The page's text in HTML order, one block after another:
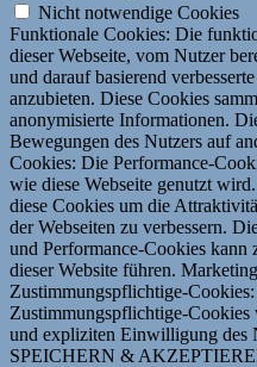
Nicht notwendige Cookies
Funktionale Cookies: Die
dieser Webseite, vom Nutzer
und darauf basierend
anzubieten. Diese Cookies
anonymisierte Informationen.
Bewegungen des Nutzers auf
Cookies: Die Performance-
wie diese Webseite genutzt
diese Cookies um die
der Webseiten zu verbessern.
und Performance-Cookies kann
dieser Website führen.
Zustimmungspflichtige-
Zustimmungspflichtige-Cookies
und expliziten Einwilligung des
SPEICHERN &